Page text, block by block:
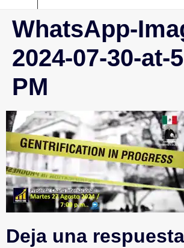
WhatsApp-
2024-07-30-at-
PM
Deja una respuesta